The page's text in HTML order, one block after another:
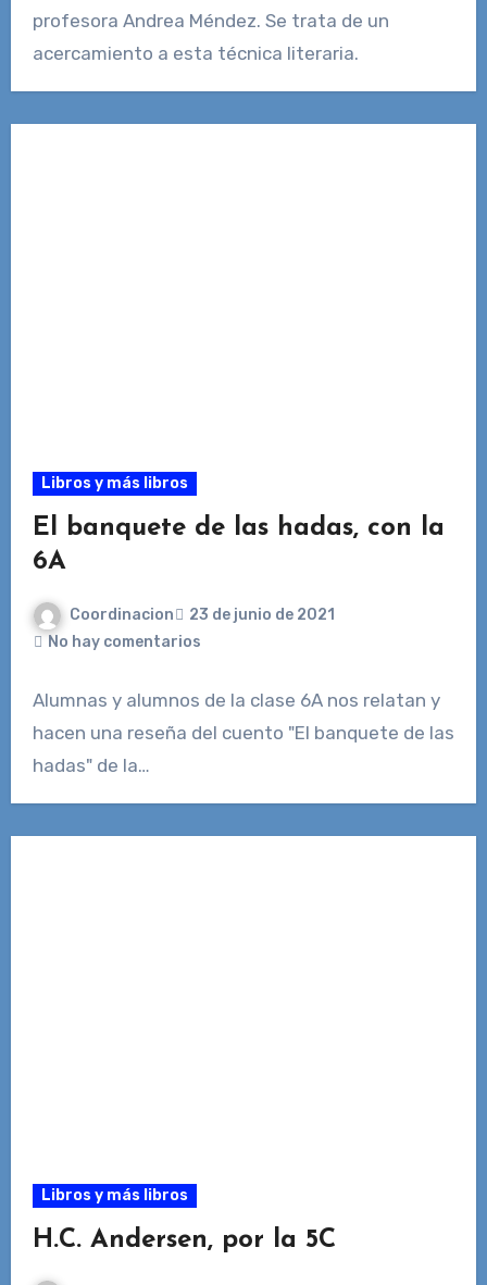
profesora Andrea Méndez. Se trata de un
acercamiento a esta técnica literaria.
Libros y más libros
El banquete de las hadas, con la
6A
Coordinacion
23 de junio de 2021
No hay comentarios
Alumnas y alumnos de la clase 6A nos relatan y
hacen una reseña del cuento "El banquete de las
hadas" de la…
Libros y más libros
H.C. Andersen, por la 5C